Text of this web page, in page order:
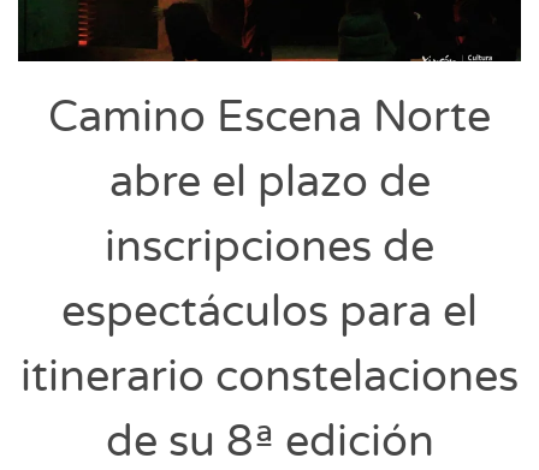
Camino Escena Norte
abre el plazo de
inscripciones de
espectáculos para el
itinerario constelaciones
de su 8ª edición